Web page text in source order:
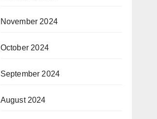
November 2024
October 2024
September 2024
August 2024